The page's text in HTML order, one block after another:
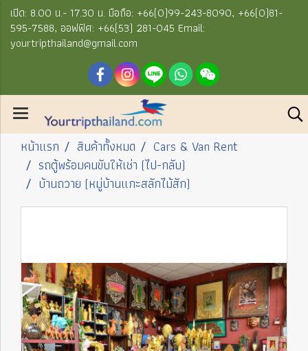
เปิด: 8.00 น.- 17.30 น. มือถือ: +66(0)99-243-8090, +66(0)81-
595-7588, ออฟฟิศ: +66(53) 281-045 Email:
yourtripthailand@gmail.com
หน้าแรก สินค้าทั้งหมด
Cars & Van Rent
รถตู้พร้อมคนขับให้เช่า (ไป-กลับ)
บ้านถวาย (หมู่บ้านแกะสลักไม้สัก)